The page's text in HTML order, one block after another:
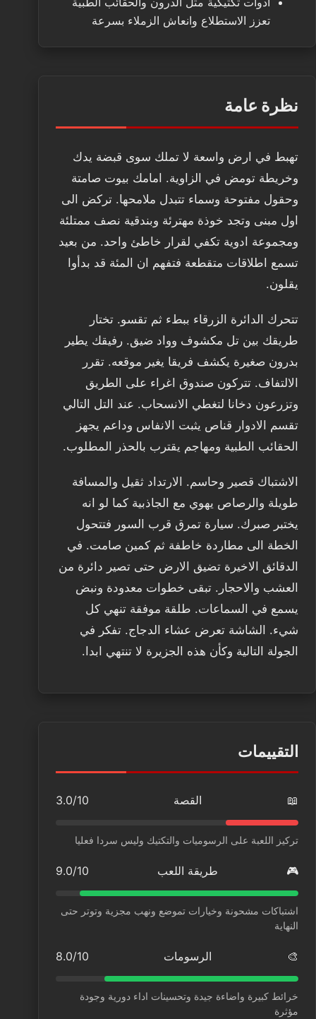
تعزز الاستطلاع وانعاش الزملاء بسرعة
نظرة عامة
تهبط في ارض واسعة لا تملك سوى قبضة يدك
وخريطة تومض في الزاوية. امامك بيوت صامتة
وحقول مفتوحة وسماء تتبدل ملامحها. تركض الى
اول مبنى وتجد خوذة مهترئة وبندقية نصف ممتلئة
ومجموعة ادوية تكفي لقرار خاطئ واحد. من بعيد
تسمع اطلاقات متقطعة فتفهم ان المئة قد بدأوا
يقلون.
تتحرك الدائرة الزرقاء ببطء ثم تقسو. تختار
طريقك بين تل مكشوف وواد ضيق. رفيقك يطير
بدرون صغيرة يكشف فريقا يغير موقعه. تقرر
الالتفاف. تتركون صندوق اغراء على الطريق
وتزرعون دخانا لتغطي الانسحاب. عند التل التالي
تقسم الادوار قناص يثبت الانفاس وداعم يجهز
الحقائب الطبية ومهاجم يقترب بالحذر المطلوب.
الاشتباك قصير وحاسم. الارتداد ثقيل والمسافة
طويلة والرصاص يهوي مع الجاذبية كما لو انه
يختبر صبرك. سيارة تمرق قرب السور فتتحول
الخطة الى مطاردة خاطفة ثم كمين صامت. في
الدقائق الاخيرة تضيق الارض حتى تصير دائرة من
العشب والاحجار. تبقى خطوات معدودة ونبض
يسمع في السماعات. طلقة موفقة تنهي كل
شيء. الشاشة تعرض عشاء الدجاج. تفكر في
الجولة التالية وكأن هذه الجزيرة لا تنتهي ابدا.
التقييمات
📖 القصة 3.0/10
تركيز اللعبة على الرسوميات والتكتيك وليس سردا فعليا
🎮 طريقة اللعب 9.0/10
اشتباكات مشحونة وخيارات تموضع ونهب مجزية وتوتر حتى
النهاية
🎨 الرسومات 8.0/10
خرائط كبيرة واضاءة جيدة وتحسينات اداء دورية وجودة
مؤثرة